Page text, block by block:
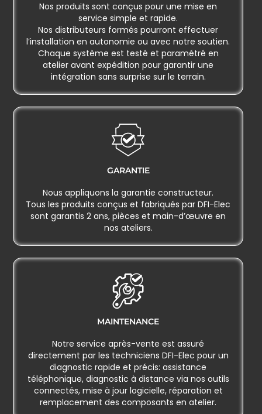
Nos produits sont conçus pour une mise en
service simple et rapide.
Nos distributeurs formés pourront effectuer
l’installation en autonomie ou avec notre soutien.
Chaque système est testé et paramétré en
atelier avant expédition pour garantir une
intégration sans surprise sur le terrain.
GARANTIE
Nous appliquons la garantie constructeur.
Tous les produits conçus et fabriqués par DFI-Elec
sont garantis 2 ans, pièces et main-d’œuvre en
nos ateliers.
MAINTENANCE​
Notre service après-vente est assuré
directement par les techniciens DFI-Elec pour un
diagnostic rapide et précis: assistance
téléphonique, diagnostic à distance via nos outils
connectés, mise à jour logicielle, réparation et
remplacement des composants en atelier.